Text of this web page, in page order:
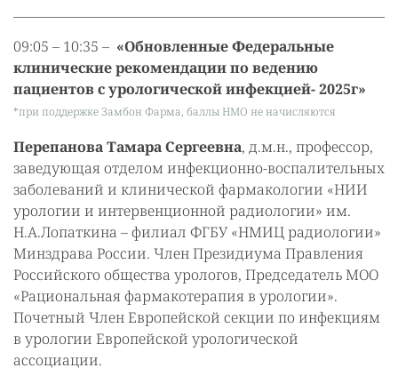
09:05 – 10:35 – «Обновленные Федеральные
клинические рекомендации по ведению
пациентов с урологической инфекцией- 2025г»
*при поддержке Замбон Фарма, баллы НМО не начисляются
Перепанова Тамара Сергеевна, д.м.н., профессор,
заведующая отделом инфекционно-воспалительных
заболеваний и клинической фармакологии «НИИ
урологии и интервенционной радиологии» им.
Н.А.Лопаткина – филиал ФГБУ «НМИЦ радиологии»
Минздрава России. Член Президиума Правления
Российского общества урологов, Председатель МОО
«Рациональная фармакотерапия в урологии».
Почетный Член Европейской секции по инфекциям
в урологии Европейской урологической
ассоциации.